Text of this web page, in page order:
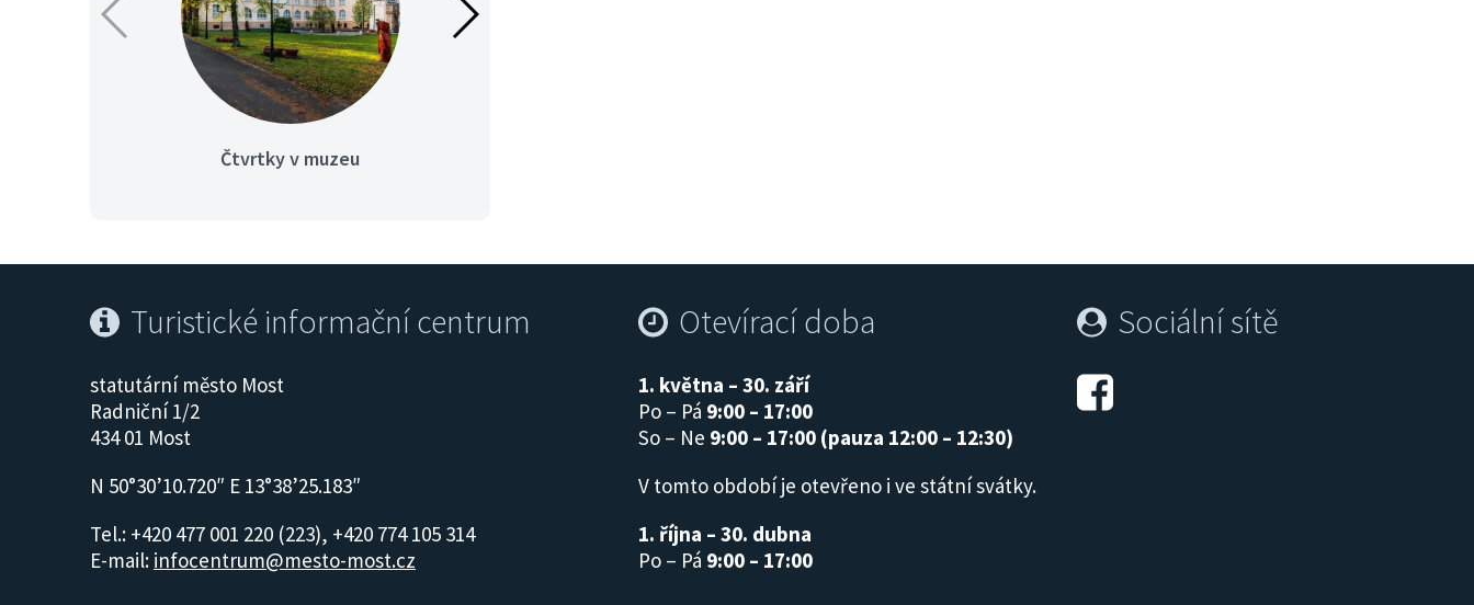
Čtvrtky v muzeu
Turistické informační centrum
statutární město Most
Radniční 1/2
434 01 Most
N 50°30’10.720″ E 13°38’25.183″
Tel.: +420 477 001 220 (223), +420 774 105 314
E-mail: infocentrum@mesto-most.cz
Otevírací doba
1. května – 30. září
Po – Pá 9:00 – 17:00
So – Ne 9:00 – 17:00 (pauza 12:00 – 12:30)
V tomto období je otevřeno i ve státní svátky.
1. října – 30. dubna
Po – Pá 9:00 – 17:00
Sociální sítě